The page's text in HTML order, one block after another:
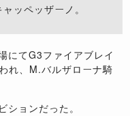
ッペッザーノ。
にてG3ファイアブレイ
れ、M.バルザローナ騎
ョンだった。